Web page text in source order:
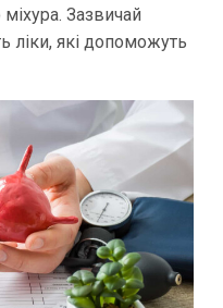
Зазвичай
ліки, які допоможуть